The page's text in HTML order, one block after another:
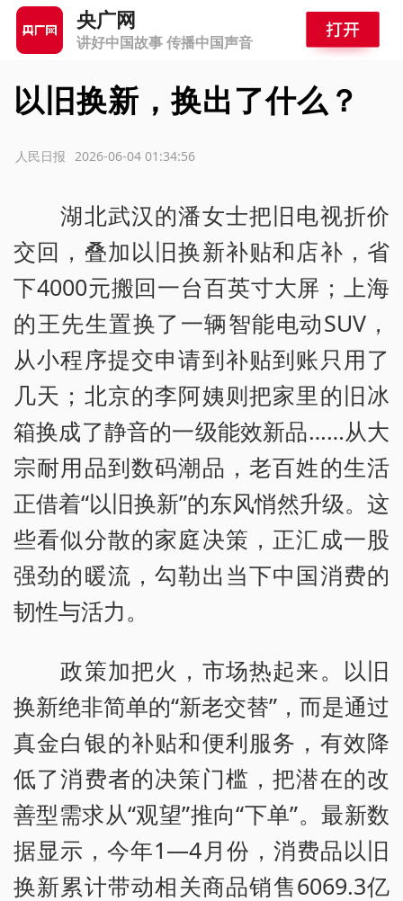
央广网
讲好中国故事 传播中国声音
以旧换新，换出了什么？
2026-06-04 01:34:56
人民日报
湖北武汉的潘女士把旧电视折价
交回，叠加以旧换新补贴和店补，省
下4000元搬回一台百英寸大屏；上海
的王先生置换了一辆智能电动SUV，
从小程序提交申请到补贴到账只用了
几天；北京的李阿姨则把家里的旧冰
箱换成了静音的一级能效新品……从大
宗耐用品到数码潮品，老百姓的生活
正借着“以旧换新”的东风悄然升级。这
些看似分散的家庭决策，正汇成一股
强劲的暖流，勾勒出当下中国消费的
韧性与活力。
政策加把火，市场热起来。以旧
换新绝非简单的“新老交替”，而是通过
真金白银的补贴和便利服务，有效降
低了消费者的决策门槛，把潜在的改
善型需求从“观望”推向“下单”。最新数
据显示，今年1—4月份，消费品以旧
换新累计带动相关商品销售6069.3亿